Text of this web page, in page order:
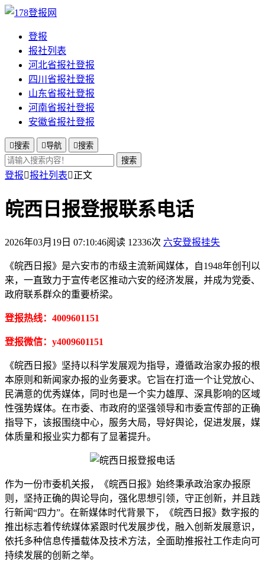
登报
报社列表
河北省报社登报
四川省报社登报
山东省报社登报
河南省报社登报
安徽省报社登报
搜索 导航 搜索
搜索
登报报社列表正文
皖西日报登报联系电话
2026年03月19日 07:10:46阅读 12336次 六安登报挂失
《皖西日报》是六安市的市级主流新闻媒体，自1948年创刊以
来，一直致力于宣传老区推动六安的经济发展，并成为党委、
政府联系群众的重要桥梁。
登报热线：4009601151
登报微信：y4009601151
《皖西日报》坚持以科学发展观为指导，遵循政治家办报的根
本原则和新闻家办报的业务要求。它旨在打造一个让党放心、
民满意的优秀媒体，同时也是一个实力雄厚、深具影响的区域
性强势媒体。在市委、市政府的坚强领导和市委宣传部的正确
指导下，该报围绕中心，服务大局，导好舆论，促进发展，媒
体质量和报业实力都有了显著提升。
作为一份市委机关报，《皖西日报》始终秉承政治家办报原
则，坚持正确的舆论导向，强化思想引领，守正创新，并且践
行新闻“四力”。在新媒体时代背景下，《皖西日报》数字报的
推出标志着传统媒体紧跟时代发展步伐，融入创新发展意识，
依托多种信息传播载体及技术方法，全面助推报社工作走向可
持续发展的创新之举。